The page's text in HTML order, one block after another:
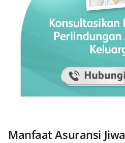
Manfaat Asuransi Jiwa